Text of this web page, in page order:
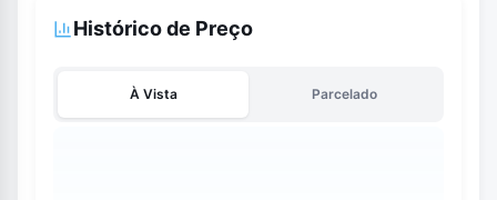
Histórico de Preço
À Vista Parcelado